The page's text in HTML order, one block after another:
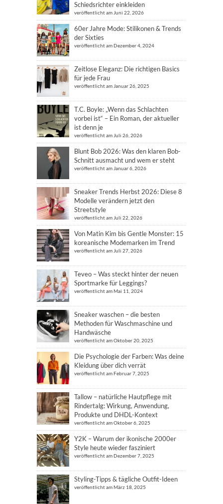
Schiedsrichter einkleiden
veröffentlicht am Juni 22, 2026
60er Jahre Mode: Stilikonen & Trends
der Sixties
veröffentlicht am Dezember 4, 2024
Zeitlose Eleganz: Die richtigen Basics
für jede Frau
veröffentlicht am Januar 26, 2025
T.C. Boyle: „Wenn das Schlachten
vorbei ist“ – Ein Roman, der aktueller
ist denn je
veröffentlicht am Juli 26, 2026
Blunt Bob 2026: Was den klaren Bob-
Schnitt ausmacht und wem er steht
veröffentlicht am Januar 6, 2026
Sneaker Trends Herbst 2026: Diese 8
Modelle verändern jetzt den
Streetstyle
veröffentlicht am Juli 22, 2026
Von Matin Kim bis Gentle Monster: 15
koreanische Modemarken im Trend
veröffentlicht am Juli 27, 2026
Teveo – Was steckt hinter der neuen
Sportmarke für Leggings?
veröffentlicht am Mai 11, 2024
Sneaker waschen – die besten
Methoden für Waschmaschine und
Handwäsche
veröffentlicht am Oktober 20, 2025
Die Psychologie der Farben: Was deine
Kleidung über dich verrät
veröffentlicht am Februar 7, 2025
Tallow – natürliche Hautpflege mit
Rindertalg: Wirkung, Anwendung,
Produkte und DHDL-Kontext
veröffentlicht am Oktober 6, 2025
Y2K – Warum der ikonische 2000er
Style heute wieder fasziniert
veröffentlicht am Dezember 7, 2025
Styling-Tipps & tägliche Outfit-Ideen
veröffentlicht am März 18, 2025